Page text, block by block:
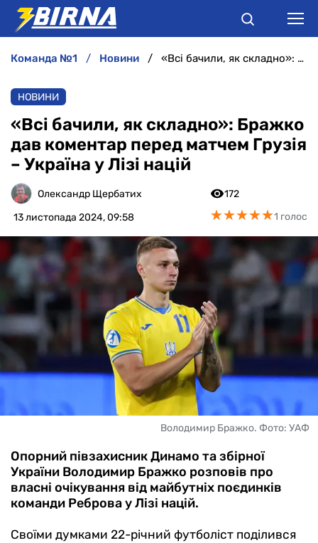
АНАЛІТИКА
ІНТЕРВ'Ю
РІЗНЕ
БУКМЕКЕРИ
команда №1 новини «Всі бачили, як складно»: Бражко дав коментар перед матчем Грузія – Україна у Лізі націй
НОВИНИ
«Всі бачили, як складно»: Бражко
дав коментар перед матчем Грузія
– Україна у Лізі націй
Олександр Щербатих
13 листопада 2024, 09:58
172
★★★★★
★★★★★1 голос
Володимир Бражко. Фото: УАФ
Опорний півзахисник Динамо та збірної
України Володимир Бражко розповів про
власні очікування від майбутніх поєдинків
команди Реброва у Лізі націй.
Своїми думками 22-річний футболіст поділився